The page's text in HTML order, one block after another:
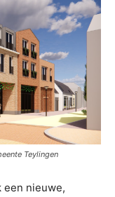
Teylingen
een nieuwe,